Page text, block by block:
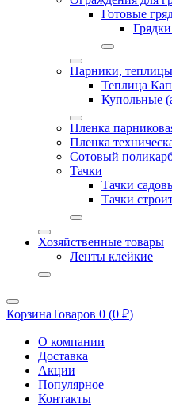
Готовые
Парники,
Теплица
Купольные
Пленка
Пленка
Сотовый
Тачки
Тачки
Тачки
Хозяйственные товары
Ленты клейкие
КорзинаТоваров 0 (0 ₽)
О компании
Доставка
Акции
Популярное
Контакты